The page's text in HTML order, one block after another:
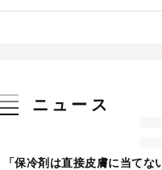
ニュース
「保冷剤は直接皮膚に当てな